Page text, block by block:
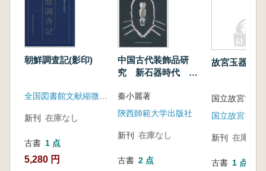
朝鮮調査記(影印)
全国図書館文献縮微複製中心
新刊 在庫なし
古書 1 点
5,280 円
中国古代装飾品研
究 新石器時代 早
秦小麗著
陝西師範大学出版社
新刊 在庫なし
古書 2 点
故宮玉器選萃
国立故宮博物
国立故宮博物
新刊 在庫なし
古書 1 点